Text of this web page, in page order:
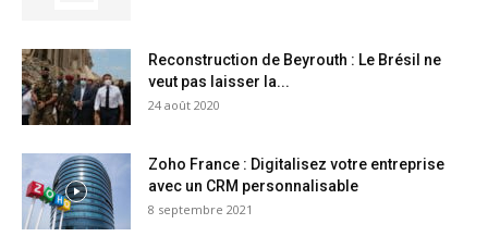
Reconstruction de Beyrouth : Le Brésil ne
veut pas laisser la...
24 août 2020
Zoho France : Digitalisez votre entreprise
avec un CRM personnalisable
8 septembre 2021